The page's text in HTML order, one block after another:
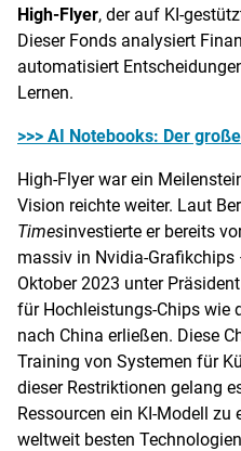
High-Flyer, der auf KI-
Dieser Fonds analysiert
automatisiert
Lernen.
>>> AI Notebooks: Der
High-Flyer war ein
Vision reichte weiter. Laut
Timesinvestierte er bereits
massiv in Nvidia-Grafikchips
Oktober 2023 unter
für Hochleistungs-Chips wie
nach China erließen. Diese
Training von Systemen für
dieser Restriktionen gelang
Ressourcen ein KI-Modell zu
weltweit besten